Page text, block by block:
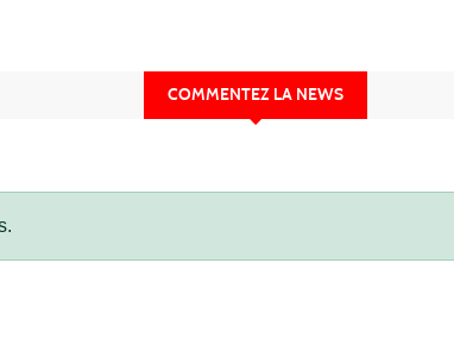
COMMENTEZ LA NEWS